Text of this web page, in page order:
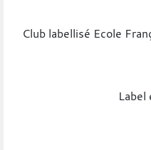
Club labellisé Ecole
Label